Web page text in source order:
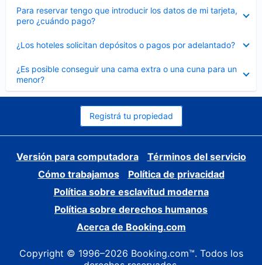
Para reservar tengo que introducir los datos de mi tarjeta,
pero ¿cuándo pago?
cerrado
¿Los hoteles solicitan depósitos o pagos por adelantado?
cerrado
¿Es posible conseguir una cama extra o una cuna para un
menor?
cerrado
Registrá tu propiedad
Versión para computadora
Términos del servicio
Cómo trabajamos
Política de privacidad
Política sobre esclavitud moderna
Política sobre derechos humanos
Acerca de Booking.com
Copyright © 1996–2026 Booking.com™. Todos los